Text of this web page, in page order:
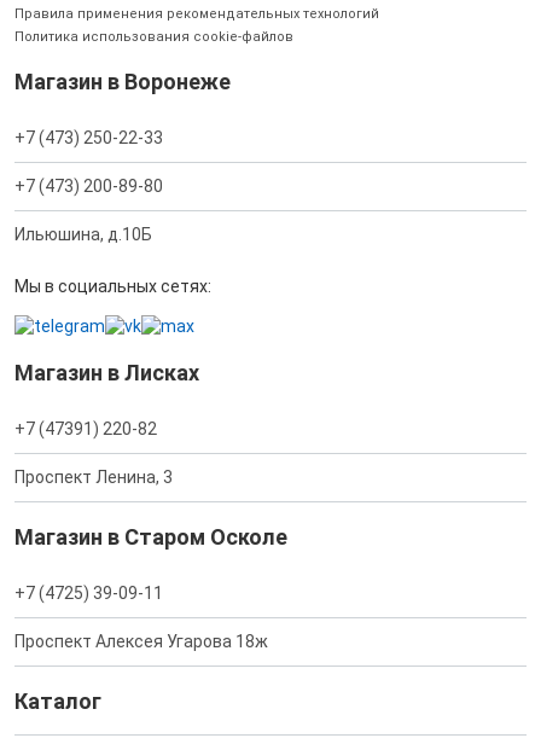
Правила применения рекомендательных технологий
Политика использования cookie-файлов
Магазин в Воронеже
+7 (473) 250-22-33
+7 (473) 200-89-80
Ильюшина, д.10Б
Мы в социальных сетях:
Магазин в Лисках
+7 (47391) 220-82
Проспект Ленина, 3
Магазин в Старом Осколе
+7 (4725) 39-09-11
Проспект Алексея Угарова 18ж
Каталог